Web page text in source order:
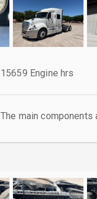
15659 Engine hrs
The main components